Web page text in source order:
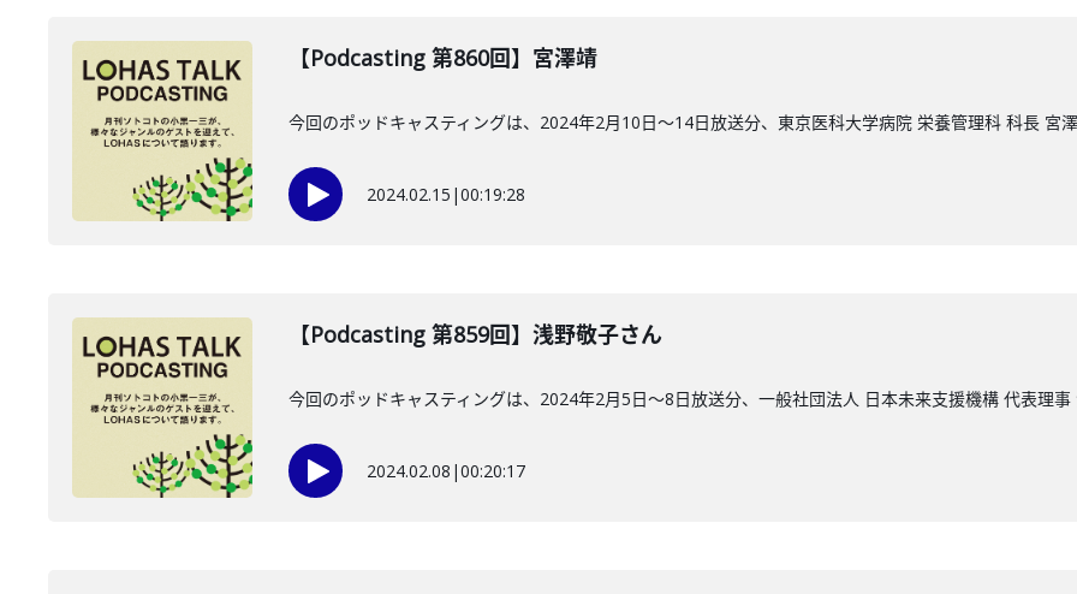
【Podcasting 第860回】宮澤靖
今回のポッドキャスティングは、2024年2月10日〜14日放送分、東京医科大学病院 栄養管理科 科長 宮
2024.02.15 |00:19:28
【Podcasting 第859回】浅野敬子さん
今回のポッドキャスティングは、2024年2月5日〜8日放送分、一般社団法人 日本未来支援機構 代表理事
2024.02.08 |00:20:17